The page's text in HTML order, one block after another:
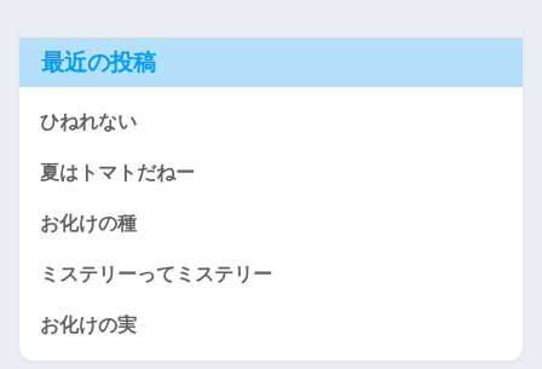
最近の投稿
ひねれない
夏はトマトだねー
お化けの種
ミステリーってミステリー
お化けの実